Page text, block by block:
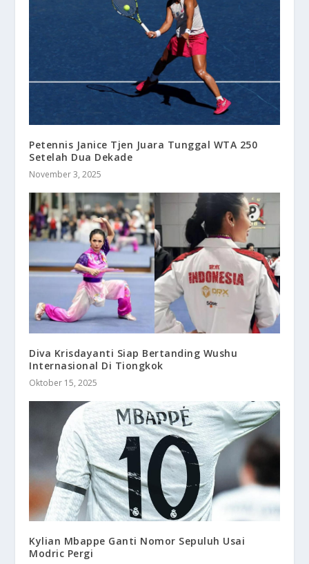
Petennis Janice Tjen Juara Tunggal WTA 250
Setelah Dua Dekade
November 3, 2025
Diva Krisdayanti Siap Bertanding Wushu
Internasional Di Tiongkok
Oktober 15, 2025
Kylian Mbappe Ganti Nomor Sepuluh Usai
Modric Pergi